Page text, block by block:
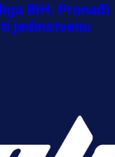
BiH: Pronađi
jedinstvenu
poručiti?
u veoma